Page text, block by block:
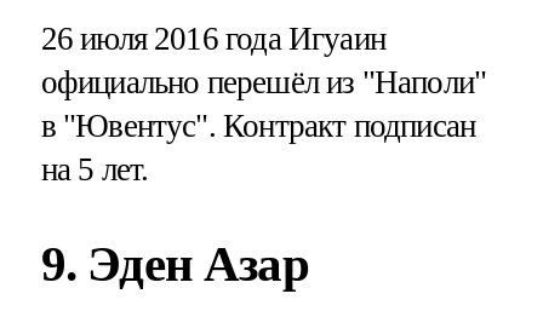
26 июля 2016 года Игуаин
официально перешёл из "Наполи"
в "Ювентус". Контракт подписан
на 5 лет.
9. Эден Азар